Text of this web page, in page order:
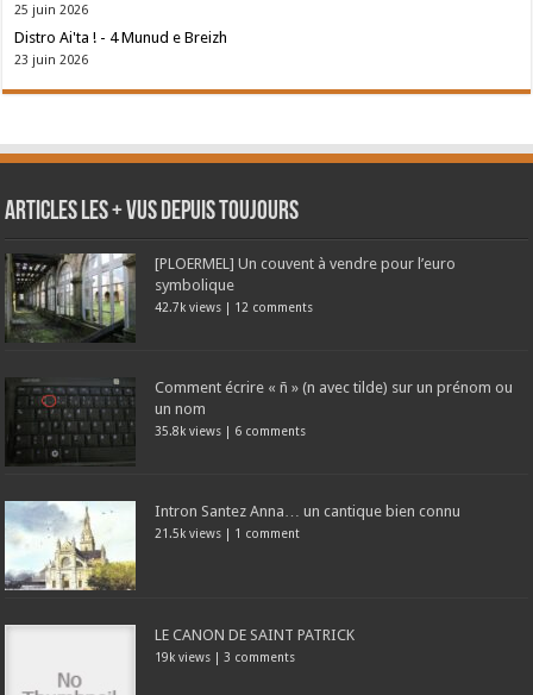
25 juin 2026
Distro Ai'ta ! - 4 Munud e Breizh
23 juin 2026
Articles les + vus depuis toujours
[PLOERMEL] Un couvent à vendre pour l’euro
symbolique
42.7k views | 12 comments
Comment écrire « ñ » (n avec tilde) sur un prénom ou
un nom
35.8k views | 6 comments
Intron Santez Anna… un cantique bien connu
21.5k views | 1 comment
LE CANON DE SAINT PATRICK
19k views | 3 comments